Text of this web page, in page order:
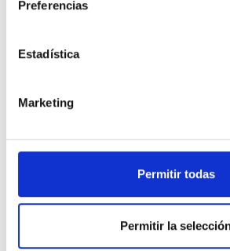
Preferencias
Estadística
Marketing
Permitir todas
Permitir la
trate de una percepción, no se
sabrás que la fortaleza de
10. Rechaza hoy de
simplemente la gama de tus
que ves, y lo único que ves, es
lo falso o lo verdadero. La
experimentarás el Cielo o el